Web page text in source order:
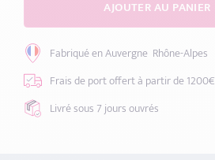
AJOUTER AU PANIER
Fabriqué en Auvergne Rhône-Alpes
Frais de port offertà partir de 1200€
Livré sous 7 joursouvrés